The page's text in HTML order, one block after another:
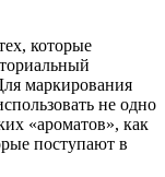
которые
маркирования
не одно
«ароматов», как
поступают в